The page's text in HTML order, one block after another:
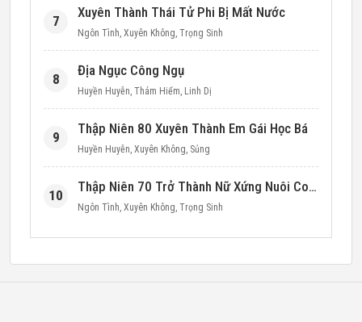
7
Xuyên Thành Thái Tử Phi Bị Mất Nước
Ngôn Tình, Xuyên Không, Trọng Sinh
8
Địa Ngục Công Ngụ
Huyền Huyễn, Thám Hiểm, Linh Dị
9
Thập Niên 80 Xuyên Thành Em Gái Học Bá
Huyền Huyễn, Xuyên Không, Sủng
10
Thập Niên 70 Trở Thành Nữ Xứng Nuôi Con Làm Giàu
Ngôn Tình, Xuyên Không, Trọng Sinh